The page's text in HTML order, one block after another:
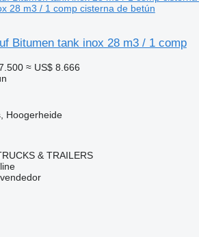
28 m3 / 1 comp cisterna de betún
Bitumen tank inox 28 m3 / 1 comp
≈ US$ 8.666
Hoogerheide
& TRAILERS